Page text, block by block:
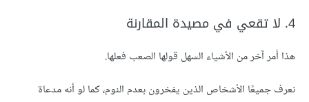
4. لا تقعي في مصيدة المقارنة
هذا أمر آخر من الأشياء السهل قولها الصعب فعلها.
نعرف جميعًا الأشخاص الذين يفخرون بعدم النوم، كما لو أنه مدعاة